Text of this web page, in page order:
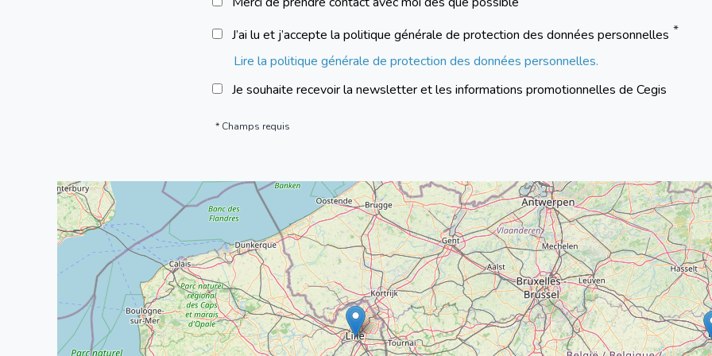
Champs requis
J’ai lu et j’accepte la politique générale de protection des données personnelles
Lire la politique générale de protection des données personnelles.
Je souhaite recevoir la newsletter et les informations promotionnelles de Cegis